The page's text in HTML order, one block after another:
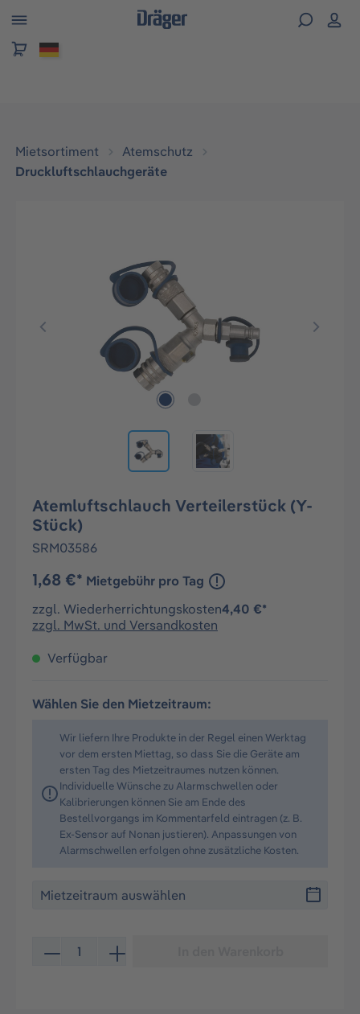
springen
Mietsortiment
Atemschutz
Druckluftschlauchgeräte
Atemluftschlauch Verteilerstück (Y-
Stück)
SRM03586
Mietgebühr pro Tag
1,68 €*
zzgl. Wiederherrichtungskosten4,40 €*
zzgl. MwSt. und Versandkosten
Verfügbar
Wählen Sie den Mietzeitraum:
Wir liefern Ihre Produkte in der Regel einen Werktag
vor dem ersten Miettag, so dass Sie die Geräte am
ersten Tag des Mietzeitraumes nutzen können.
Individuelle Wünsche zu Alarmschwellen oder
Kalibrierungen können Sie am Ende des
Bestellvorgangs im Kommentarfeld eintragen (z. B.
Ex-Sensor auf Nonan justieren). Anpassungen von
Alarmschwellen erfolgen ohne zusätzliche Kosten.
Produkt Anzahl: Gib den gewünschten Wert ein oder